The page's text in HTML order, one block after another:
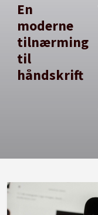
En
moderne
tilnærming
til
håndskrift